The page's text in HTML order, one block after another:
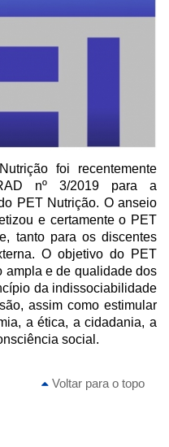
foi recentemente
nº 3/2019 para a
PET Nutrição. O anseio
e certamente o PET
tanto para os discentes
O objetivo do PET
ampla e de qualidade dos
da indissociabilidade
assim como estimular
a ética, a cidadania, a
social.
Voltar para o topo